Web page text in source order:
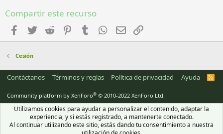
Compartir este recurso
Facebook
Twitter Reddit PinterestTumblr WhatsApp
Email
Cesión
Contáctanos Términos y reglas Política de privacidad Ayuda
R
Community platform by XenForo® © 2010-2022 XenForo Ltd.
Utilizamos cookies para ayudar a personalizar el contenido, adaptar la
experiencia, y si estás registrado, a mantenerte conectado.
Al continuar utilizando este sitio, estás dando tu consentimiento a nuestra